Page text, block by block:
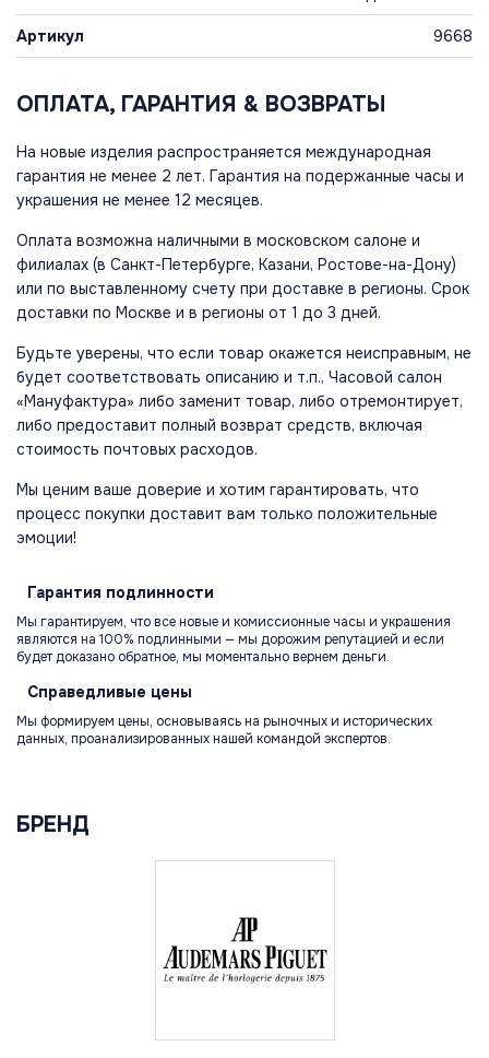
Артикул 9668
ОПЛАТА, ГАРАНТИЯ & ВОЗВРАТЫ
На новые изделия распространяется международная
гарантия не менее 2 лет. Гарантия на подержанные часы и
украшения не менее 12 месяцев.
Оплата возможна наличными в московском салоне и
филиалах (в Санкт-Петербурге, Казани, Ростове-на-Дону)
или по выставленному счету при доставке в регионы. Срок
доставки по Москве и в регионы от 1 до 3 дней.
Будьте уверены, что если товар окажется неисправным, не
будет соответствовать описанию и т.п., Часовой салон
«Мануфактура» либо заменит товар, либо отремонтирует,
либо предоставит полный возврат средств, включая
стоимость почтовых расходов.
Мы ценим ваше доверие и хотим гарантировать, что
процесс покупки доставит вам только положительные
эмоции!
Гарантия подлинности
Мы гарантируем, что все новые и комиссионные часы и украшения
являются на 100% подлинными — мы дорожим репутацией и если
будет доказано обратное, мы моментально вернем деньги.
Справедливые цены
Мы формируем цены, основываясь на рыночных и исторических
данных, проанализированных нашей командой экспертов.
БРЕНД